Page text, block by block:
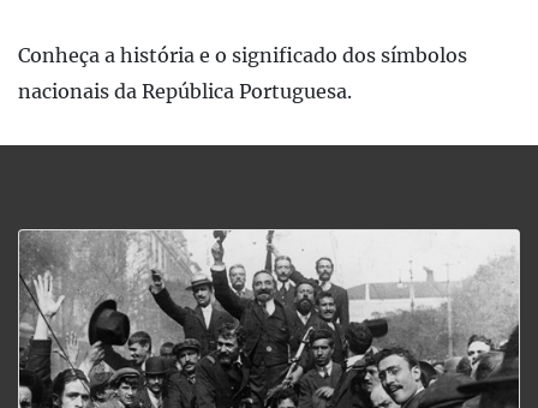
Conheça a história e o significado dos símbolos
nacionais da República Portuguesa.